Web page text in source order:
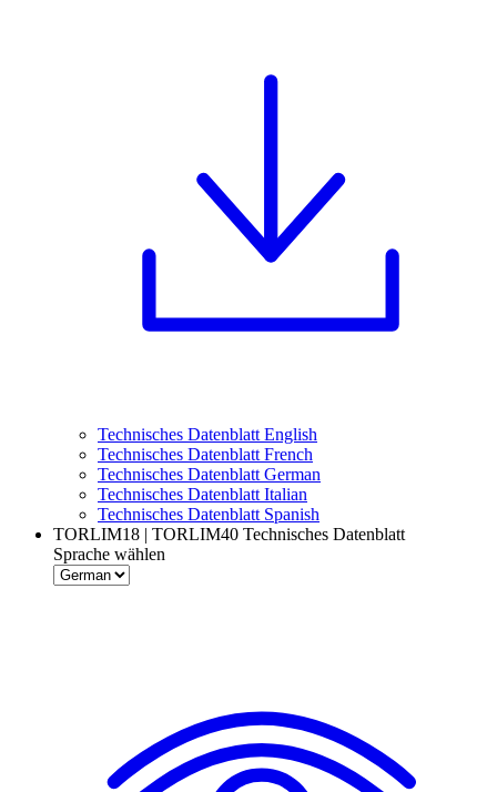
Technisches Datenblatt English
Technisches Datenblatt French
Technisches Datenblatt German
Technisches Datenblatt Italian
Technisches Datenblatt Spanish
TORLIM18 | TORLIM40 Technisches Datenblatt
Sprache wählen